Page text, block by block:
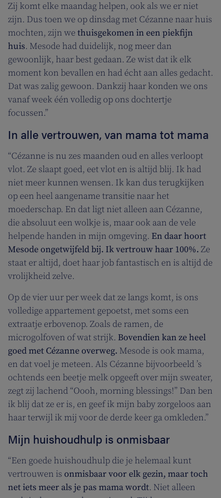
Zij komt elke maandag helpen, ook als we er niet
zijn. Dus toen we op dinsdag met Cézanne naar huis
mochten, zijn we thuisgekomen in een piekfijn
huis. Mesode had duidelijk, nog meer dan
gewoonlijk, haar best gedaan. Ze wist dat ik elk
moment kon bevallen en had écht aan alles gedacht.
Dat was zalig gewoon. Dankzij haar konden we ons
vanaf week één volledig op ons dochtertje
focussen.”
In alle vertrouwen, van mama tot mama
“Cézanne is nu zes maanden oud en alles verloopt
vlot. Ze slaapt goed, eet vlot en is altijd blij. Ik had
niet meer kunnen wensen. Ik kan dus terugkijken
op een heel aangename transitie naar het
moederschap. En dat ligt niet alleen aan Cézanne,
die absoluut een wolkje is, maar ook aan de vele
helpende handen in mijn omgeving. En daar hoort
Mesode ongetwijfeld bij. Ik vertrouw haar 100%. Ze
staat er altijd, doet haar job fantastisch en is altijd de
vrolijkheid zelve.
Op de vier uur per week dat ze langs komt, is ons
volledige appartement gepoetst, met soms een
extraatje erbovenop. Zoals de ramen, de
microgolfoven of wat strijk. Bovendien kan ze heel
goed met Cézanne overweg. Mesode is ook mama,
en dat voel je meteen. Als Cézanne bijvoorbeeld ’s
ochtends een beetje melk opgeeft over mijn sweater,
zegt zij lachend “Oooh, morning blessings!” Dan ben
ik blij dat ze er is, en geef ik mijn baby zorgeloos aan
haar terwijl ik mij voor de derde keer ga omkleden.”
Mijn huishoudhulp is onmisbaar
“Een goede huishoudhulp die je helemaal kunt
vertrouwen is onmisbaar voor elk gezin, maar toch
net iets meer als je pas mama wordt. Niet alleen